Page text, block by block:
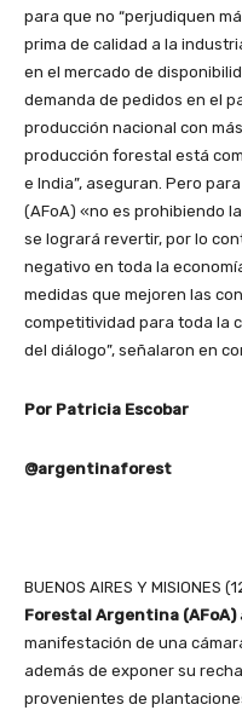
para que no “perjudiquen
prima de calidad a la
en el mercado de
demanda de pedidos en el
producción nacional con
producción forestal está
e India”, aseguran. Pero
(AFoA) «no es prohibiendo
se logrará revertir, por lo
negativo en toda la
medidas que mejoren las
competitividad para toda la
del diálogo”, señalaron en
Por Patricia Escobar
@argentinaforest
BUENOS AIRES Y MISIONES
Forestal Argentina (AFoA)
manifestación de una
además de exponer su
provenientes de